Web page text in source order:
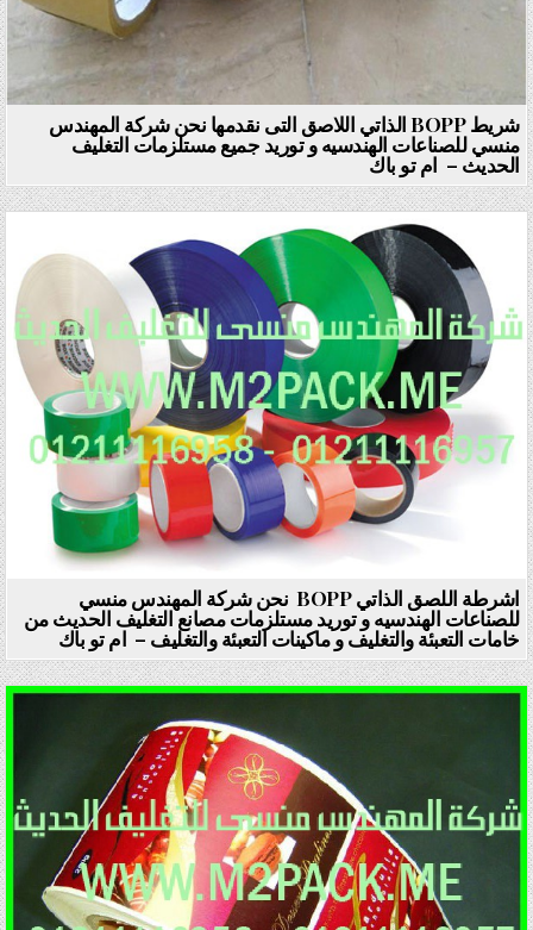
شريط BOPP الذاتي اللاصق التى نقدمها نحن شركة المهندس
منسي للصناعات الهندسيه و توريد جميع مستلزمات التغليف
الحديث – ام تو باك
Posted in
اشرطة اللصق الذاتي BOPP نحن شركة المهندس منسي
للصناعات الهندسيه و توريد مستلزمات مصانع التغليف الحديث من
خامات التعبئة والتغليف و ماكينات التعبئة والتغليف – ام تو باك
Posted in